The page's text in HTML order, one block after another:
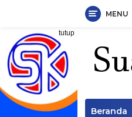
Langsung
konten
MENU
tutup
Beranda